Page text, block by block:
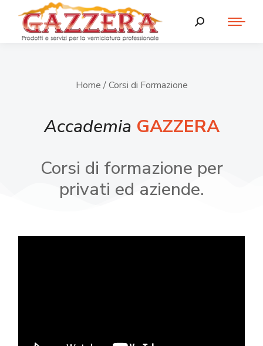
Home / Corsi di Formazione
Accademia GAZZERA
Corsi di formazione per
privati ed aziende.